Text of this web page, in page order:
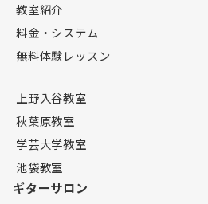
教室紹介
料金・システム
無料体験レッスン
上野入谷教室
秋葉原教室
学芸大学教室
池袋教室
ギターサロン